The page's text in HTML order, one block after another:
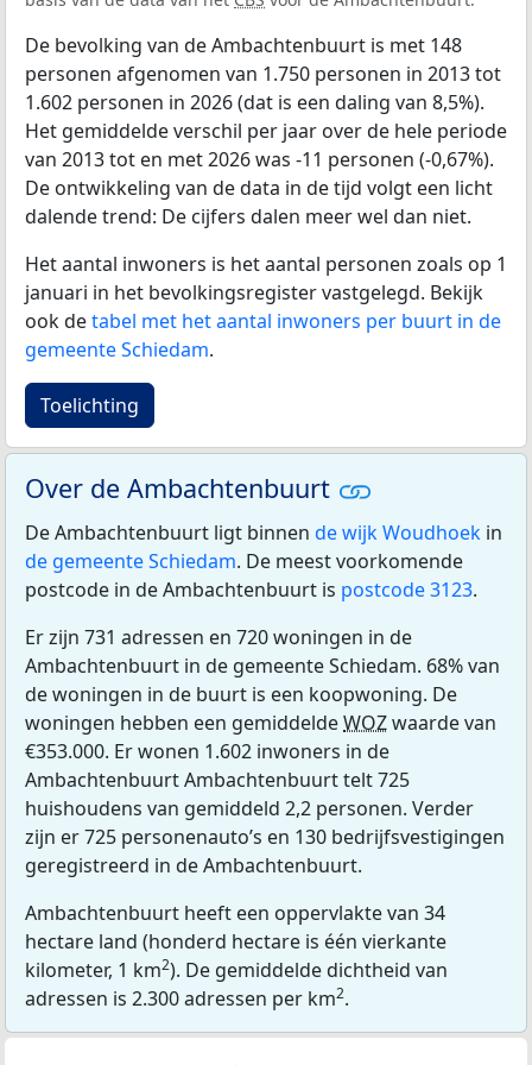
De bevolking van de Ambachtenbuurt is met 148
personen afgenomen van 1.750 personen in 2013 tot
1.602 personen in 2026 (dat is een daling van 8,5%).
Het gemiddelde verschil per jaar over de hele periode
van 2013 tot en met 2026 was -11 personen (-0,67%).
De ontwikkeling van de data in de tijd volgt een licht
dalende trend: De cijfers dalen meer wel dan niet.
Het aantal inwoners is het aantal personen zoals op 1
januari in het bevolkingsregister vastgelegd. Bekijk
ook detabel met het aantal inwoners per buurt in de
gemeente Schiedam.
Toelichting
Over de Ambachtenbuurt
De Ambachtenbuurt ligt binnen de wijk Woudhoek in
de gemeente Schiedam. De meest voorkomende
postcode in de Ambachtenbuurt is postcode 3123.
Er zijn 731 adressen en 720 woningen in de
Ambachtenbuurt in de gemeente Schiedam. 68% van
de woningen in de buurt is een koopwoning. De
woningen hebben een gemiddeldeWOZwaarde van
€353.000. Er wonen 1.602 inwoners in de
Ambachtenbuurt Ambachtenbuurt telt 725
huishoudens van gemiddeld 2,2 personen. Verder
zijn er 725 personenauto’s en 130 bedrijfsvestigingen
geregistreerd in de Ambachtenbuurt.
Ambachtenbuurt heeft een oppervlakte van 34
hectare land (honderd hectare is één vierkante
kilometer, 1 km2). De gemiddelde dichtheid van
adressen is 2.300 adressen per km2.